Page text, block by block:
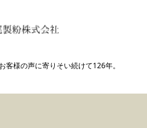
客様の声に寄りそい続けて126年。